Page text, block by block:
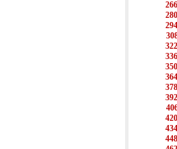
266
280
294
322
336
350
364
378
392
420
434
448